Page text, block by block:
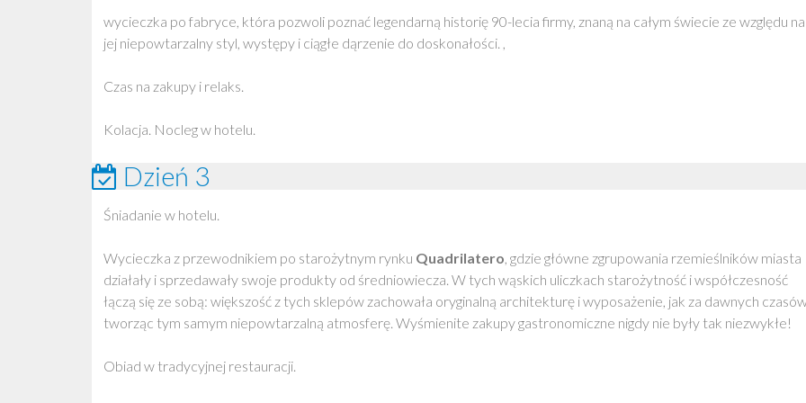
wycieczka po fabryce, która pozwoli poznać legendarną historię 90-lecia firmy, znaną na całym świecie ze względu na
jej niepowtarzalny styl, występy i ciągłe dąrzenie do doskonałości. ,
Czas na zakupy i relaks.
Kolacja. Nocleg w hotelu.
Dzień 3
Śniadanie w hotelu.
Wycieczka z przewodnikiem po starożytnym rynku Quadrilatero, gdzie główne zgrupowania rzemieślników miasta
działały i sprzedawały swoje produkty od średniowiecza. W tych wąskich uliczkach starożytność i współczesność
łączą się ze sobą: większość z tych sklepów zachowała oryginalną architekturę i wyposażenie, jak za dawnych
tworząc tym samym niepowtarzalną atmosferę. Wyśmienite zakupy gastronomiczne nigdy nie były tak niezwykłe!
Obiad w tradycyjnej restauracji.